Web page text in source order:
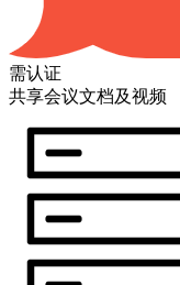
需认证
共享会议文档及视频